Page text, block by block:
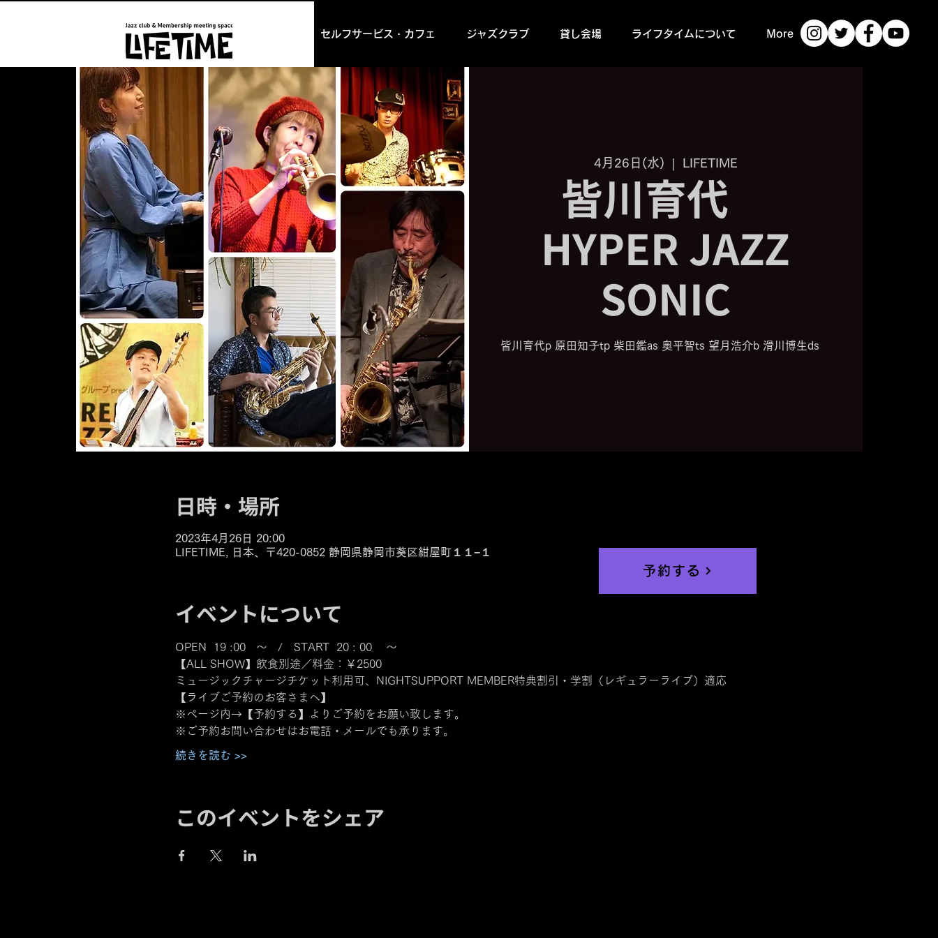
セルフサービス・カフェ ジャズクラブ 貸し会場 ライフタイムについて More
4月26日(水)
  |
LIFETIME
皆川育代
HYPER JAZZ
SONIC
皆川育代p 原田知子tp 柴田鑑as 奥平智ts 望月浩介b 滑川博生ds
日時・場所
2023年4月26日 20:00
LIFETIME, 日本、〒420-0852 静岡県静岡市葵区紺屋町１１−１
イベントについて
OPEN  19 :00   ～   /　START  20 : 00    ～
【ALL SHOW】飲食別途／料金：￥2500
ミュージックチャージチケット利用可、NIGHTSUPPORT MEMBER特典割引・学割（レギュラーライブ）適応
【ライブご予約のお客さまへ】
※ページ内→【予約する】よりご予約をお願い致します。
※ご予約お問い合わせはお電話・メールでも承ります。
続きを読む >>
このイベントをシェア
予約する